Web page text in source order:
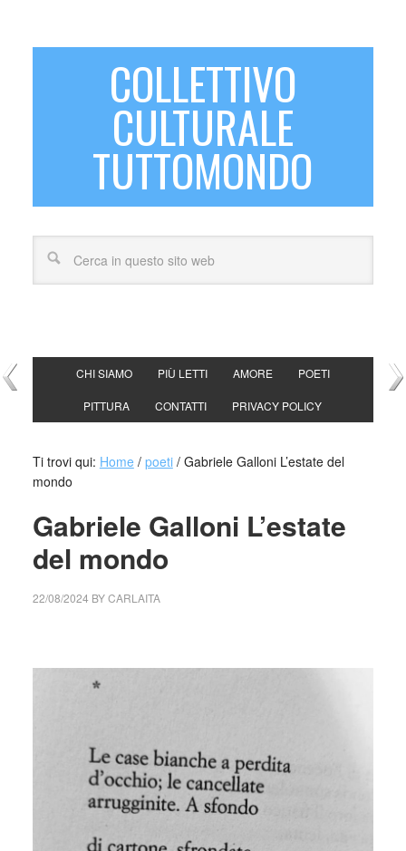
COLLETTIVO
CULTURALE
TUTTOMONDO
CHI SIAMO PIÙ LETTI AMORE POETI
PITTURA CONTATTI PRIVACY POLICY
Ti trovi qui: Home / poeti /Gabriele Galloni L’estate del
mondo
Gabriele Galloni L’estate
del mondo
22/08/2024 BYCARLAITA